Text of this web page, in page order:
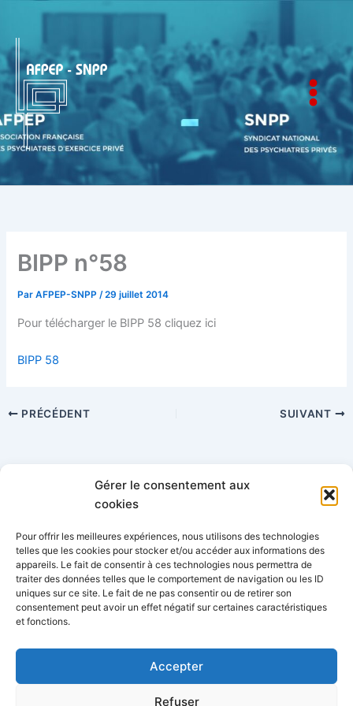
Gérer le consentement aux
cookies
Pour offrir les meilleures expériences, nous utilisons des technologies
telles que les cookies pour stocker et/ou accéder aux informations des
appareils. Le fait de consentir à ces technologies nous permettra de
traiter des données telles que le comportement de navigation ou les ID
uniques sur ce site. Le fait de ne pas consentir ou de retirer son
consentement peut avoir un effet négatif sur certaines caractéristiques
et fonctions.
Accepter
Refuser
contenu
AFPEP-SNPP
BIPP n°58
ParAFPEP-SNPP/29 juillet 2014
Pour télécharger le BIPP 58 cliquez ici
BIPP 58
PRÉCÉDENT SUIVANT
AFPEP-SNPP - 34 rue Lafitte, 75009 Paris 06 77 68 62 56
- info@afpep-snpp.org